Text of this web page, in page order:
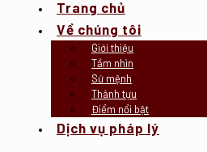
Trang chủ
Về chúng tôi
Giới thiệu
Tầm nhìn
Sứ mệnh
Thành tựu
Điểm nổi bật
Dịch vụ pháp lý